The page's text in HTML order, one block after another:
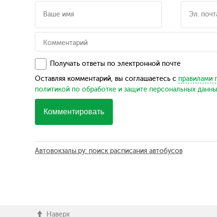
Получать ответы по электронной почте
Оставляя комментарий, вы соглашаетесь с правилами
политикой по обработке и защите персональных
Комментировать
Автовокзалы.ру: поиск расписания автобусов
Наверх